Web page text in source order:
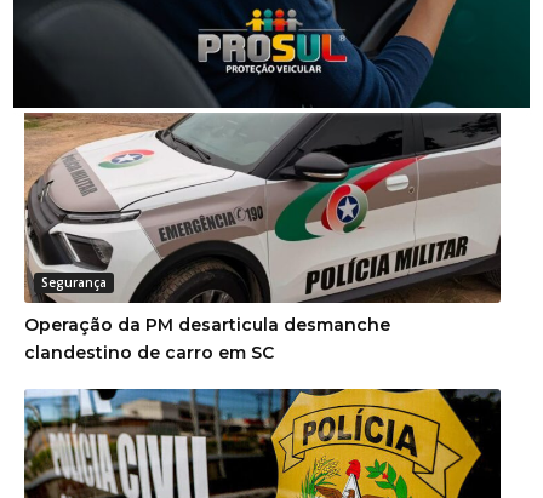
NOTÍCIAS RELACIONADAS
Segurança
Operação da PM desarticula desmanche
clandestino de carro em SC